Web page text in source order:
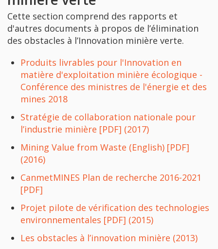
Cette section comprend des rapports et
d'autres documents à propos de l’élimination
des obstacles à l’Innovation minière verte.
Produits livrables pour l'Innovation en
matière d'exploitation minière écologique -
Conférence des ministres de l'énergie et des
mines 2018
Stratégie de collaboration nationale pour
l’industrie minière [PDF] (2017)
Mining Value from Waste (English) [PDF]
(2016)
CanmetMINES Plan de recherche 2016-2021
[PDF]
Projet pilote de vérification des technologies
environnementales [PDF] (2015)
Les obstacles à l’innovation minière (2013)